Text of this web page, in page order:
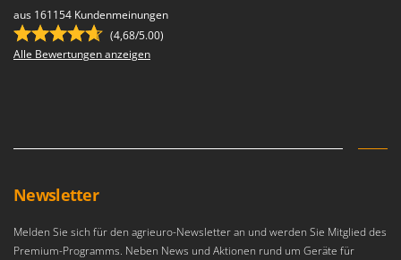
aus 161154 Kundenmeinungen
(4,68/5.00)
Alle Bewertungen anzeigen
Newsletter
Melden Sie sich für den agrieuro-Newsletter an und werden Sie Mitglied des
Premium-Programms. Neben News und Aktionen rund um Geräte für